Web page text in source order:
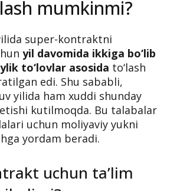
mumkinmi?
super-kontraktni
yil davomida ikkiga bo‘lib
to‘lovlar asosida to‘lash
edi. Shu sababli,
yilida ham xuddi shunday
uchun moliyaviy yukni
yordam beradi.